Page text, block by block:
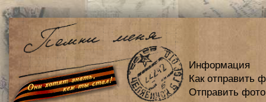
Информация
Как отправить
Отправить